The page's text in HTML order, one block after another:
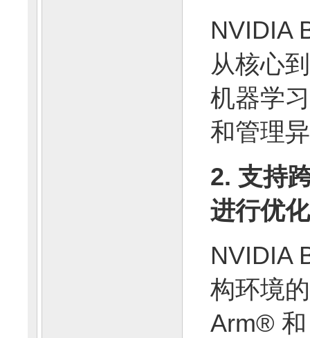
NVIDIA
从核心
机器学
和管理
2. 支持
进行优化
NVIDIA
构环境
Arm® 和